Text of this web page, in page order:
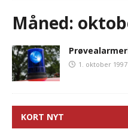
Måned:
1. oktober 1997
KORT NYT